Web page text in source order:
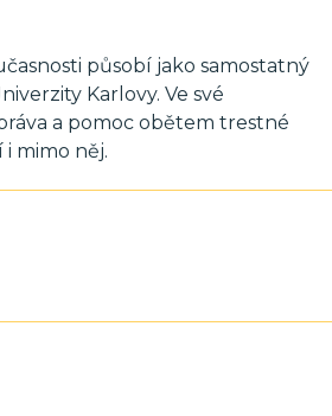
působí jako samostatný
Karlovy. Ve své
a pomoc obětem trestné
mimo něj.